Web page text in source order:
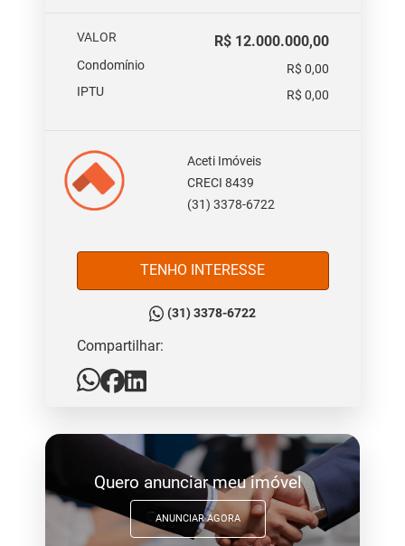
VALOR R$ 12.000.000,00
Condomínio
R$ 0,00
IPTU
R$ 0,00
Aceti Imóveis
CRECI 8439
(31) 3378-6722
TENHO INTERESSE
(31) 3378-6722
Compartilhar:
Quero anunciar meu imóvel
ANUNCIAR AGORA